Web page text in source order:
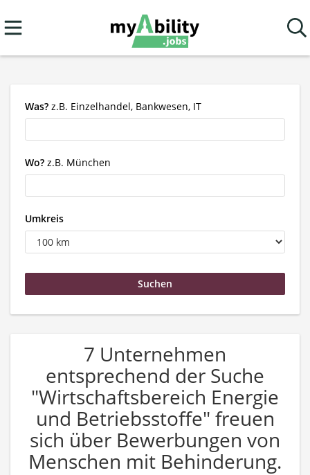
Was? z.B. Einzelhandel, Bankwesen, IT
Wo? z.B. München
Umkreis
7 Unternehmen
entsprechend der Suche
"Wirtschaftsbereich Energie
und Betriebsstoffe" freuen
sich über Bewerbungen von
Menschen mit Behinderung.